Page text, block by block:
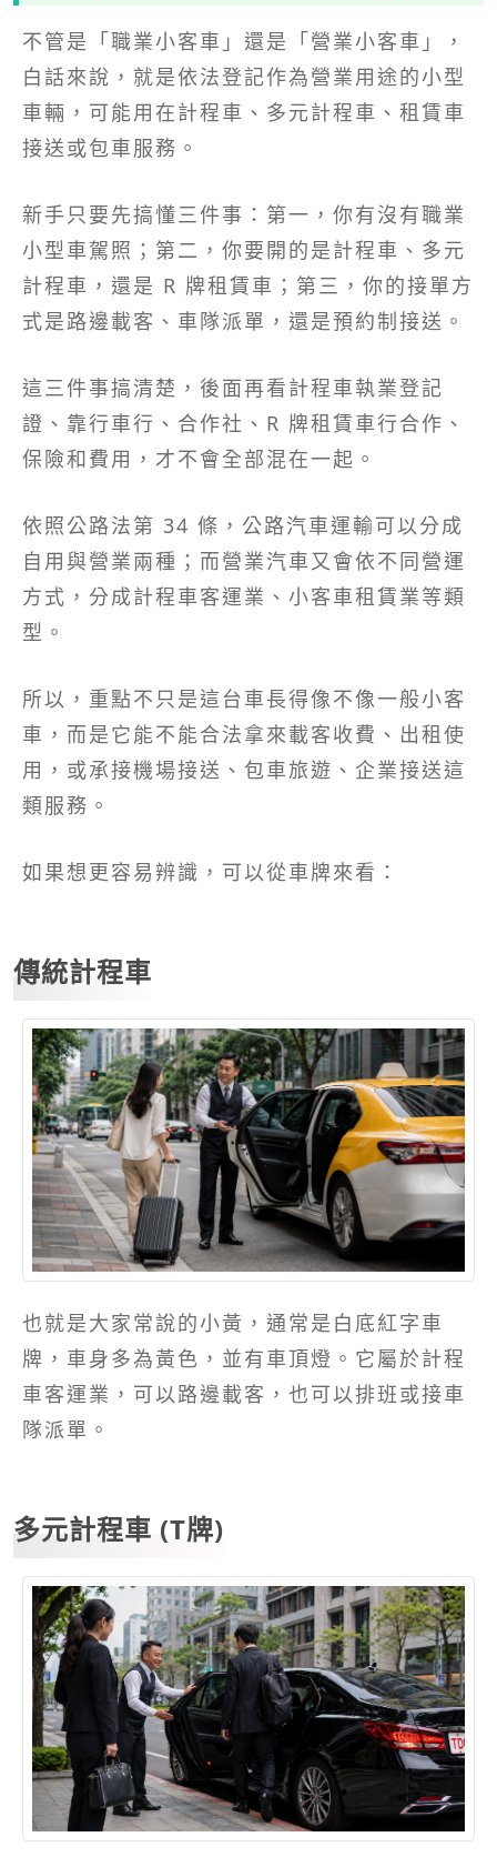
不管是「職業小客車」還是「營業小客車」，
白話來說，就是依法登記作為營業用途的小型
車輛，可能用在計程車、多元計程車、租賃車
接送或包車服務。
新手只要先搞懂三件事：第一，你有沒有職業
小型車駕照；第二，你要開的是計程車、多元
計程車，還是 R 牌租賃車；第三，你的接單方
式是路邊載客、車隊派單，還是預約制接送。
這三件事搞清楚，後面再看計程車執業登記
證、靠行車行、合作社、R 牌租賃車行合作、
保險和費用，才不會全部混在一起。
依照公路法第 34 條，公路汽車運輸可以分成
自用與營業兩種；而營業汽車又會依不同營運
方式，分成計程車客運業、小客車租賃業等類
型。
所以，重點不只是這台車長得像不像一般小客
車，而是它能不能合法拿來載客收費、出租使
用，或承接機場接送、包車旅遊、企業接送這
類服務。
如果想更容易辨識，可以從車牌來看：
傳統計程車
也就是大家常說的小黃，通常是白底紅字車
牌，車身多為黃色，並有車頂燈。它屬於計程
車客運業，可以路邊載客，也可以排班或接車
隊派單。
多元計程車 (T牌)